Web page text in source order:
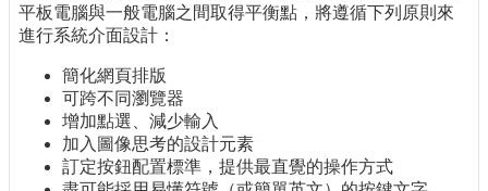
平板電腦與一般電腦之間取得平衡點，將遵循下列原則來
進行系統介面設計：
簡化網頁排版
可跨不同瀏覽器
增加點選、減少輸入
加入圖像思考的設計元素
訂定按鈕配置標準，提供最直覺的操作方式